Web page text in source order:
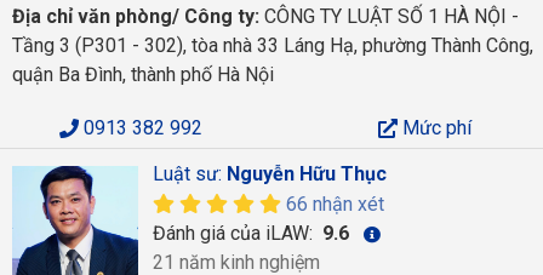
Địa chỉ văn phòng/ Công ty: CÔNG TY LUẬT SỐ 1 HÀ NỘI -
Tầng 3 (P301 - 302), tòa nhà 33 Láng Hạ, phường Thành Công,
quận Ba Đình, thành phố Hà Nội
0913 382 992
Mức phí
Luật sư: Nguyễn Hữu Thục
66 nhận xét
Đánh giá của iLAW: 9.6
21 năm kinh nghiệm